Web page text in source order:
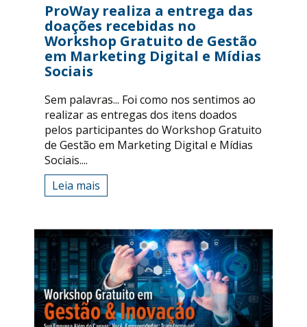
ProWay realiza a entrega das
doações recebidas no
Workshop Gratuito de Gestão
em Marketing Digital e Mídias
Sociais
Sem palavras... Foi como nos sentimos ao
realizar as entregas dos itens doados
pelos participantes do Workshop Gratuito
de Gestão em Marketing Digital e Mídias
Sociais....
Leia mais